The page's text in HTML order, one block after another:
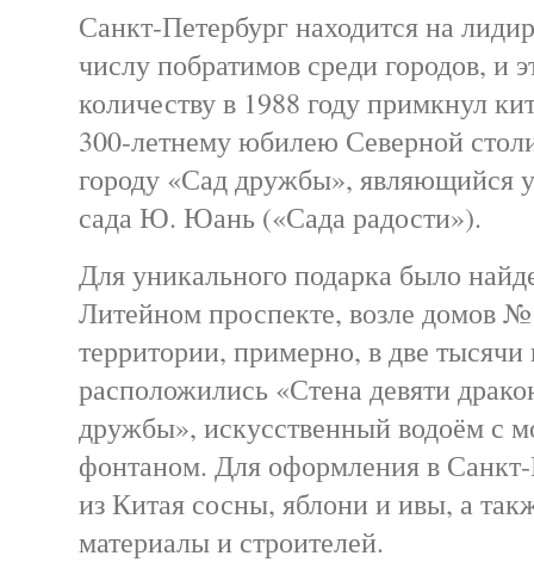
Санкт-Петербург находится на
числу побратимов среди городов, и
количеству в 1988 году примкнул
300-летнему юбилею Северной
городу «Сад дружбы», являющийся
сада Ю. Юань («Сада радости»).
Для уникального подарка было
Литейном проспекте, возле домов
территории, примерно, в две тысячи
расположились «Стена девяти
дружбы», искусственный водоём с
фонтаном. Для оформления в Санкт-
из Китая сосны, яблони и ивы, а
материалы и строителей.